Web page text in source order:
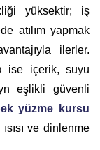
yüksektir; iş
atılım yapmak
ilerler.
ise içerik, suyu
eşlikli güvenli
yüzme kursu
ve dinlenme